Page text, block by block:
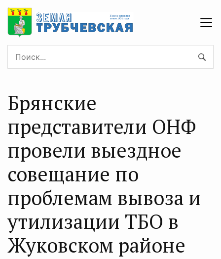
Брянские
представители ОНФ
провели выездное
совещание по
проблемам вывоза и
утилизации ТБО в
Жуковском районе